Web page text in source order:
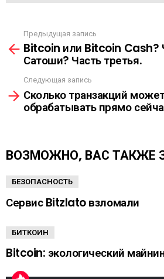
С
Ы
Л
К
А
м
е
щ
е
Предыдущая запись
Bitcoin или Bitcoin Cash?
Сатоши? Часть третья.
Следующая запись
Сколько транзакций
обрабатывать прямо
ВОЗМОЖНО, ВАС ТАКЖЕ
БЕЗОПАСНОСТЬ
Сервис Bitzlato взломали
БИТКОИН
Bitcoin: экологический